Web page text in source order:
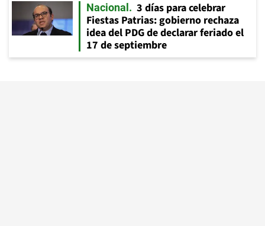
Nacional
3 días para celebrar
Fiestas Patrias: gobierno rechaza
idea del PDG de declarar feriado el
17 de septiembre